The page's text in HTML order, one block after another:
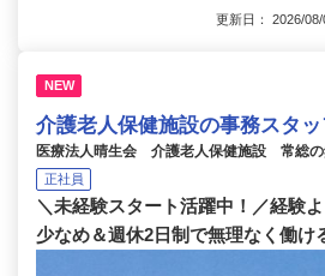
更新日： 2026/
NEW
介護老人保健施設の事務スタッ
医療法人晴生会 介護老人保健施設 常総
正社員
＼未経験スタート活躍中！／経験
少なめ＆週休2日制で無理なく働け